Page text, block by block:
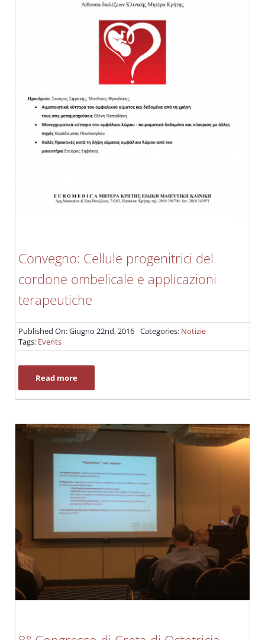
Convegno: Cellule progenitrici del
cordone ombelicale e applicazioni
terapeutiche
Published On: Giugno 22nd, 2016 Categories: Notizie
Tags: Events
Read more